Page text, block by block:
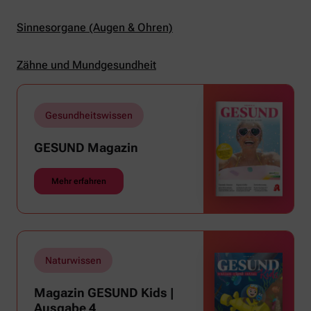
Sinnesorgane (Augen & Ohren)
Zähne und Mundgesundheit
Gesundheitswissen
GESUND Magazin
Mehr erfahren
Naturwissen
Magazin GESUND Kids |
Ausgabe 4